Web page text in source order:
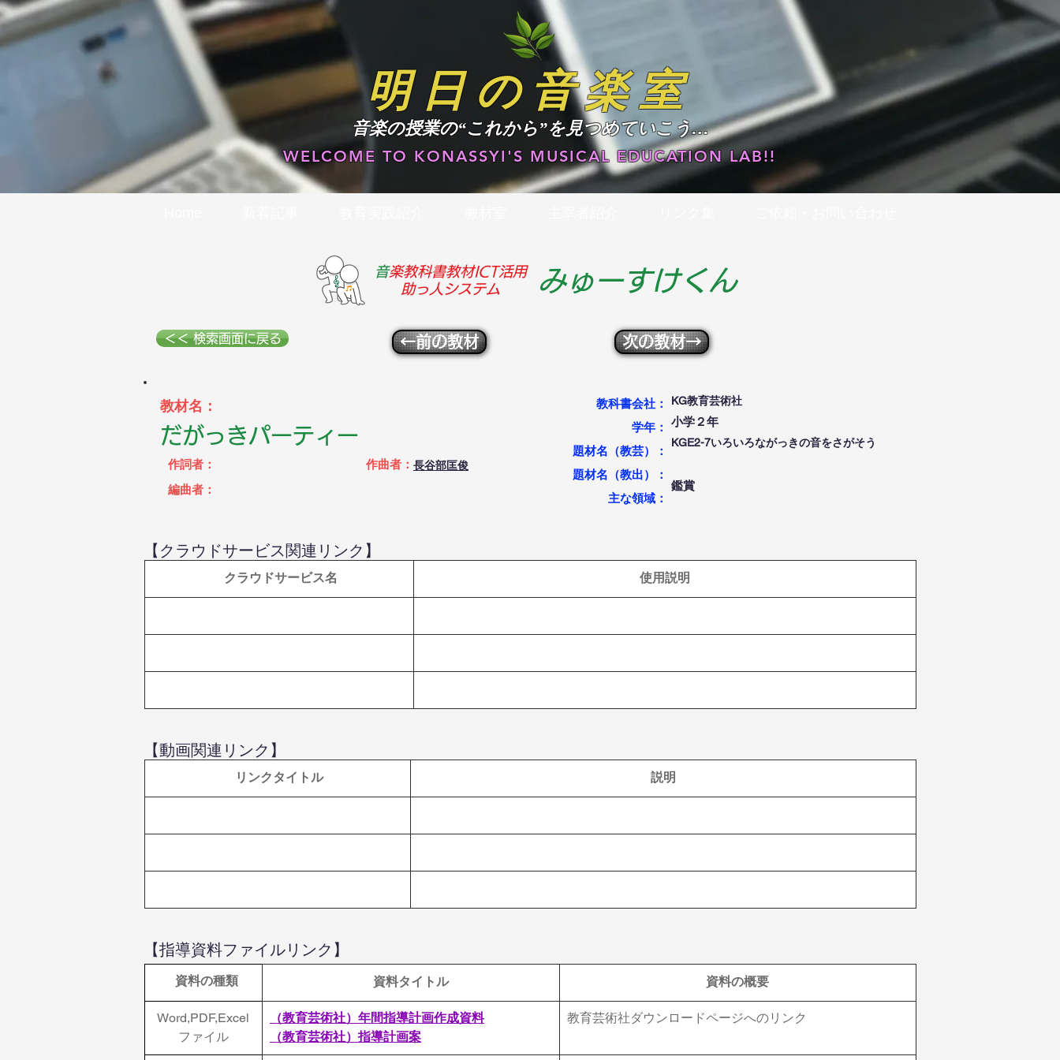
明日の音楽室
​音楽の授業の“これから”を見つめていこう…
WELCOME TO KONASSYI'S MUSICAL EDUCATION LAB!!
​音楽教科書教材ICT活用
助っ人システム
みゅーすけくん
＜＜ 検索画面に戻る ←前の教材 次の教材→
教材名：
だがっきパーティー
作詞者： 作曲者： 長谷部匡俊
編曲者：
教科書会社：
学年：
題材名（教芸）：
題材名（教出）：
​主な領域：
KG教育芸術社
小学２年
KGE2-7いろいろながっきの音をさがそう
鑑賞
クラウドサービス名 使用説明
【クラウドサービス関連リンク】
リンクタイトル 説明
【動画関連リンク】
  資料の種類
資料タイトル 資料の概要
Word,PDF,Excel
ファイル
（教育芸術社） 年間指導計画作成資料
（教育芸術社）指導計画案
教育芸術社ダウンロードページへのリンク
【指導資料ファイルリンク】